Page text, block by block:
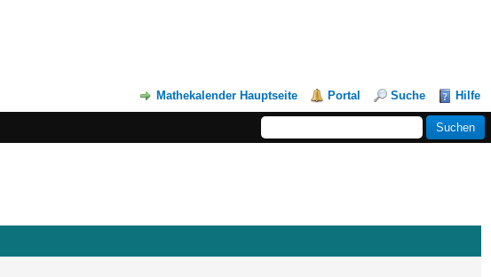
Mathekalender Hauptseite Portal Suche Hilfe